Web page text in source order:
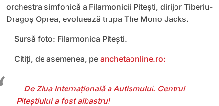
orchestra simfonică a Filarmonicii Pitești, dirijor Tiberiu-
Dragoș Oprea, evoluează trupa The Mono Jacks.
Sursă foto: Filarmonica Pitești.
Citiți, de asemenea, pe anchetaonline.ro:
De Ziua Internațională a Autismului. Centrul
Piteștiului a fost albastru!